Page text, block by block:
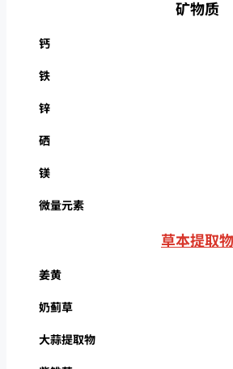
矿物质
钙
铁
锌
硒
镁
微量元素
草本提取物
姜黄
奶蓟草
大蒜提取物